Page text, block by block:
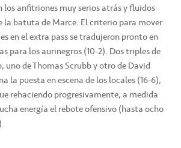
los anfitriones muy serios atrás y fluidos
la batuta de Marce. El criterio para mover
en el extra pass se tradujeron pronto en
para los aurinegros (10-2). Dos triples de
uno de Thomas Scrubb y otro de David
la puesta en escena de los locales (16-6),
rehaciendo progresivamente, a medida
energía el rebote ofensivo (hasta ocho